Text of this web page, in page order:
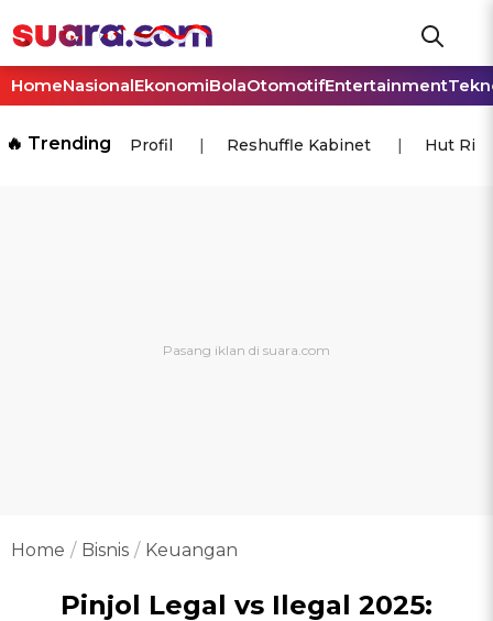
HomeNasionalEkonomiBolaOtomotifEntertainment
🔥 Trending Profil Reshuffle Kabinet Hut Ri
Home Bisnis Keuangan
Pinjol Legal vs Ilegal 2025: